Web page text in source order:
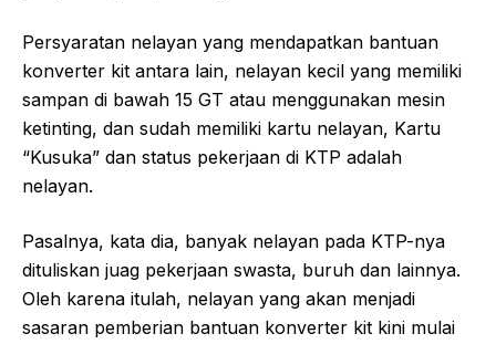
Persyaratan nelayan yang mendapatkan bantuan
konverter kit antara lain, nelayan kecil yang memiliki
sampan di bawah 15 GT atau menggunakan mesin
ketinting, dan sudah memiliki kartu nelayan, Kartu
“Kusuka” dan status pekerjaan di KTP adalah
nelayan.
Pasalnya, kata dia, banyak nelayan pada KTP-nya
dituliskan juag pekerjaan swasta, buruh dan lainnya.
Oleh karena itulah, nelayan yang akan menjadi
sasaran pemberian bantuan konverter kit kini mulai